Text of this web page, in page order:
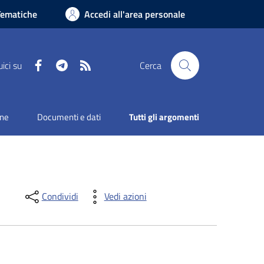
Accedi all'area personale
su FacebookTelegram Cerca
Documenti e dati Tutti gli argomenti
Condividi Vedi azioni